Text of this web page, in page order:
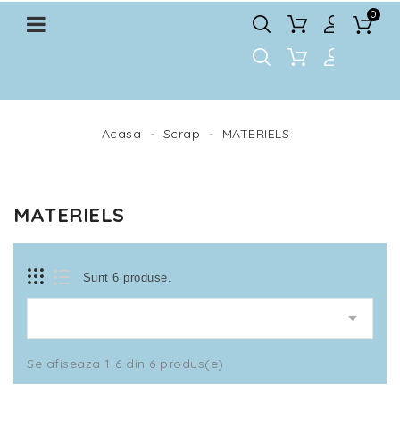
0
Acasa Scrap MATERIELS
MATERIELS
Sunt 6 produse.

Se afiseaza 1-6 din 6 produs(e)